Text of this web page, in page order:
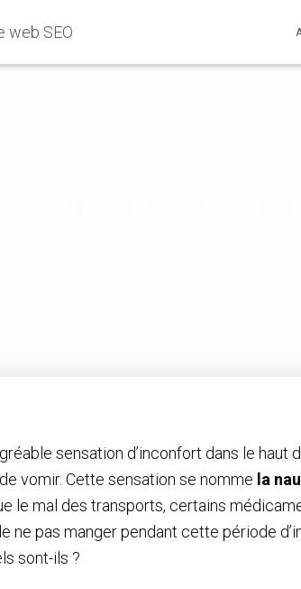
sensation d’inconfort dans le haut
vomir. Cette sensation se nomme la
le mal des transports, certains
ne pas manger pendant cette période
sont-ils ?